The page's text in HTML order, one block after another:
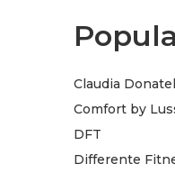
Claudia
Comfort by
DFT
Differente